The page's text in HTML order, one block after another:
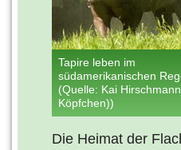
Tapire leben im
südamerikanischen
(Quelle: Kai
Köpfchen))
Die Heimat der